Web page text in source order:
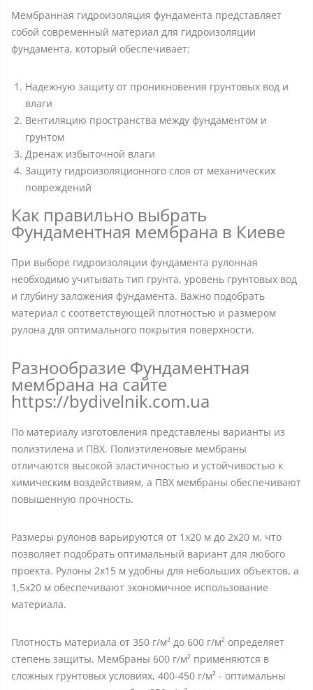
Мембранная гидроизоляция фундамента представляет
собой современный материал для гидроизоляции
фундамента, который обеспечивает:
Надежную защиту от проникновения грунтовых вод и
влаги
Вентиляцию пространства между фундаментом и
грунтом
Дренаж избыточной влаги
Защиту гидроизоляционного слоя от механических
повреждений
Как правильно выбрать
Фундаментная мембрана в Киеве
При выборе гидроизоляции фундамента рулонная
необходимо учитывать тип грунта, уровень грунтовых вод
и глубину заложения фундамента. Важно подобрать
материал с соответствующей плотностью и размером
рулона для оптимального покрытия поверхности.
Разнообразие Фундаментная
мембрана на сайте
https://bydivelnik.com.ua
По материалу изготовления представлены варианты из
полиэтилена и ПВХ. Полиэтиленовые мембраны
отличаются высокой эластичностью и устойчивостью к
химическим воздействиям, а ПВХ мембраны обеспечивают
повышенную прочность.
Размеры рулонов варьируются от 1x20 м до 2x20 м, что
позволяет подобрать оптимальный вариант для любого
проекта. Рулоны 2x15 м удобны для небольших объектов, а
1,5x20 м обеспечивают экономичное использование
материала.
Плотность материала от 350 г/м² до 600 г/м² определяет
степень защиты. Мембраны 600 г/м² применяются в
сложных грунтовых условиях, 400-450 г/м² - оптимальны